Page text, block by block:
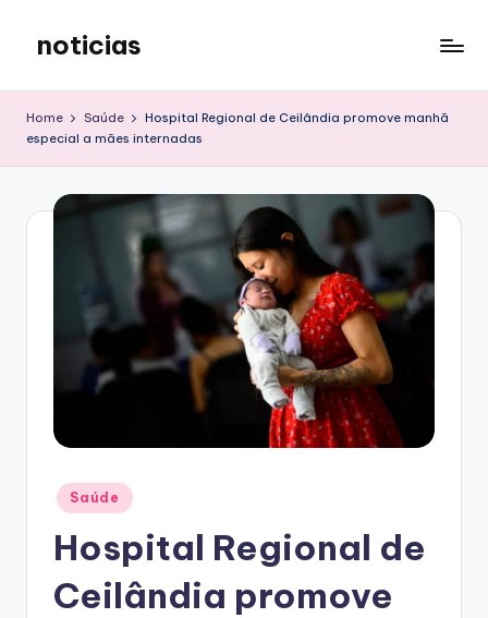
content
noticias
Home Saúde
Hospital Regional de Ceilândia promove manhã
especial a mães internadas
Posted
in
Saúde
Hospital Regional de
Ceilândia promove